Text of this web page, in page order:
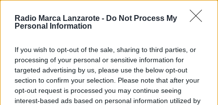
Radio Marca Lanzarote - Do Not Process My
Personal Information
If you wish to opt-out of the sale, sharing to third parties, or
processing of your personal or sensitive information for
targeted advertising by us, please use the below opt-out
section to confirm your selection. Please note that after your
opt-out request is processed you may continue seeing
interest-based ads based on personal information utilized by
organización ha tomado otro nivel". A esta
intensidad se suma además la particularidad del
formato, que solo se celebra cuando la ola ofrece
concepto del evento y el formato que tiene crea
mucha impaciencia entre los competidores, de
esperar a que se celebre. En general, esperamos
cada año que esa ola va a romper de su mejor